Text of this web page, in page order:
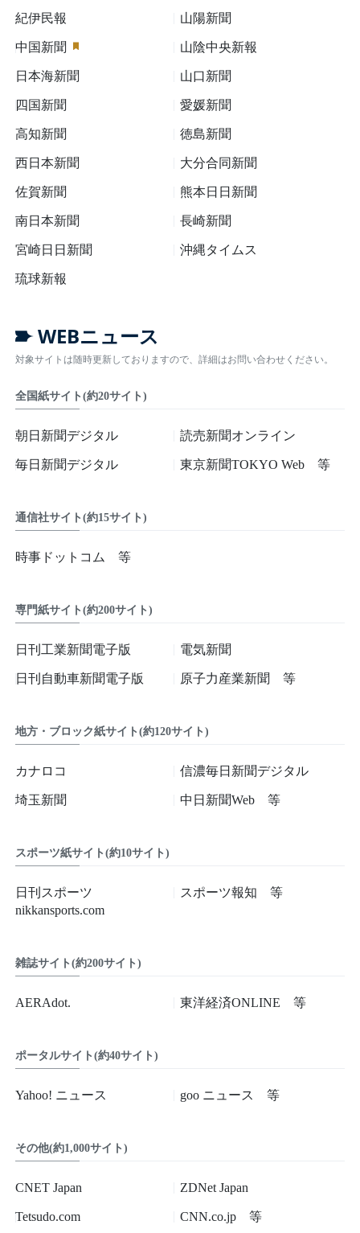
紀伊民報 山陽新聞
中国新聞 山陰中央新報
日本海新聞 山口新聞
四国新聞 愛媛新聞
高知新聞 徳島新聞
西日本新聞 大分合同新聞
佐賀新聞 熊本日日新聞
南日本新聞 長崎新聞
宮崎日日新聞 沖縄タイムス
琉球新報
WEBニュース
対象サイトは随時更新しておりますので、詳細はお問い合わせください。
全国紙サイト(約20サイト)
朝日新聞デジタル 読売新聞オンライン
毎日新聞デジタル 東京新聞TOKYO Web 等
通信社サイト(約15サイト)
時事ドットコム 等
専門紙サイト(約200サイト)
日刊工業新聞電子版 電気新聞
日刊自動車新聞電子版 原子力産業新聞 等
地方・ブロック紙サイト(約120サイト)
カナロコ 信濃毎日新聞デジタル
埼玉新聞 中日新聞Web 等
スポーツ紙サイト(約10サイト)
日刊スポーツ
nikkansports.com
スポーツ報知 等
雑誌サイト(約200サイト)
AERAdot. 東洋経済ONLINE 等
ポータルサイト(約40サイト)
Yahoo! ニュース goo ニュース 等
その他(約1,000サイト)
CNET Japan ZDNet Japan
Tetsudo.com CNN.co.jp 等